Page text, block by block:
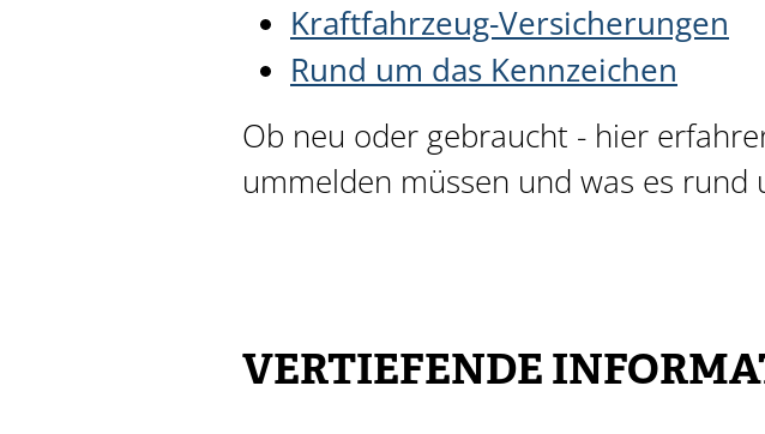
Kraftfahrzeug-Versicherungen
Rund um das Kennzeichen
Ob neu oder gebraucht - hier
ummelden müssen und was es rund
VERTIEFENDE